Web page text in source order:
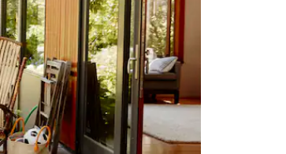
die Ergebnisse durch Berühren oder Wischgesten.